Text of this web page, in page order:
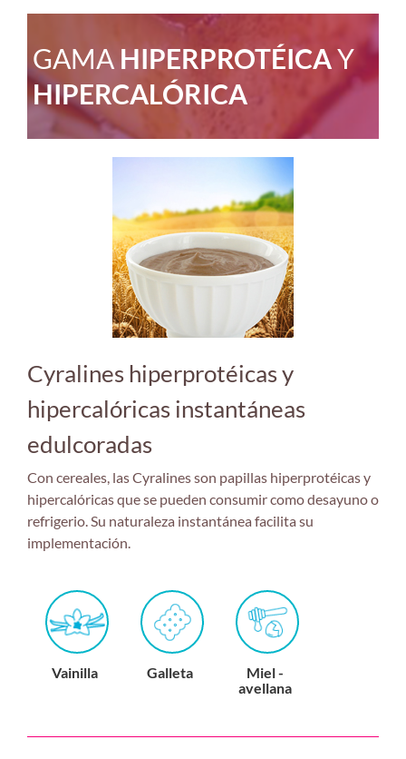
GAMA HIPERPROTÉICAY
HIPERCALÓRICA
Cyralines hiperprotéicas y
hipercalóricas instantáneas
edulcoradas
Con cereales, las Cyralines son papillas hiperprotéicas y
hipercalóricas que se pueden consumir como desayuno o
refrigerio. Su naturaleza instantánea facilita su
implementación.
Vainilla Galleta
Miel -
avellana